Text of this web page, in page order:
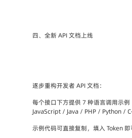
四、全新 API 文档上线
逐步重构开发者 API 文档：
每个接口下方提供 7 种语言调用示
JavaScript / Java / PHP / Python /
示例代码可直接复制，填入 Token 即